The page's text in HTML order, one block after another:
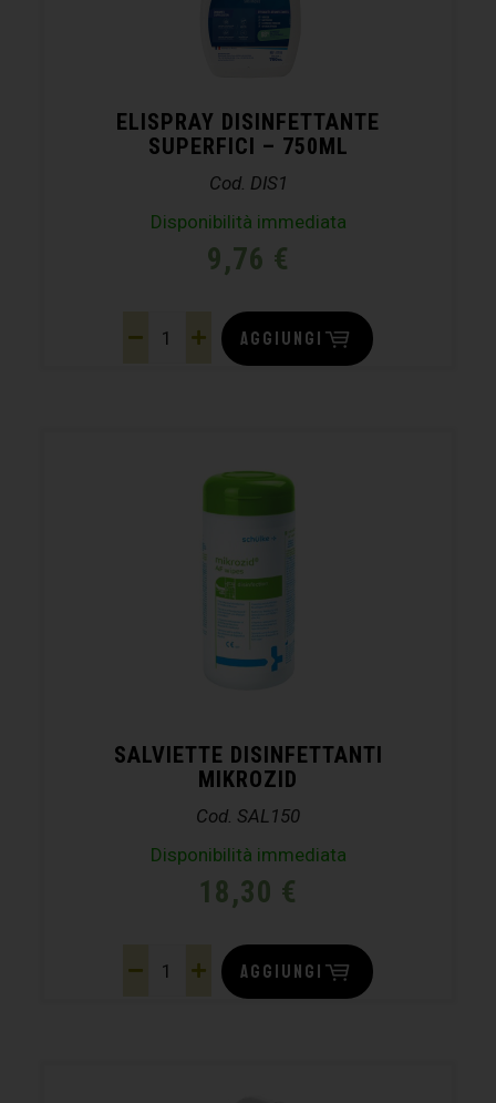
ELISPRAY DISINFETTANTE
SUPERFICI – 750ML
Cod. DIS1
Disponibilità immediata
9,76 €
AGGIUNGI
SALVIETTE DISINFETTANTI
MIKROZID
Cod. SAL150
Disponibilità immediata
18,30 €
AGGIUNGI